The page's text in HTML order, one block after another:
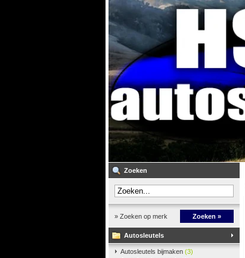
Zoeken
» Zoeken op merk Zoeken »
Autosleutels
Autosleutels bijmaken (3)